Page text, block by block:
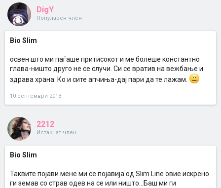
DigY
Популарен член
Bio Slim
освен што ми паѓаше притисокот и ме болеше константно
глава-ништо друго не се случи. Си се вратив на вежбање и
здрава храна. Ко и сите апчиња-дај пари да те лажам.
10 септември 2013
2212
Истакнат член
Bio Slim
Таквите појави мене ми се појавија од Slim Line овие искрено
ги земав со страв одев на се или ништо...Баш ми ги